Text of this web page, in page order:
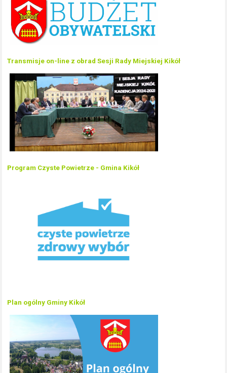
Transmisje on-line z obrad Sesji Rady Miejskiej Kikół
Program Czyste Powietrze - Gmina Kikół
Plan ogólny Gminy Kikół